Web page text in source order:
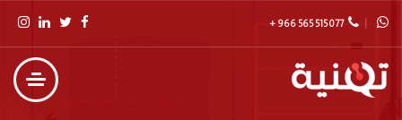
+ 966 565 515 077